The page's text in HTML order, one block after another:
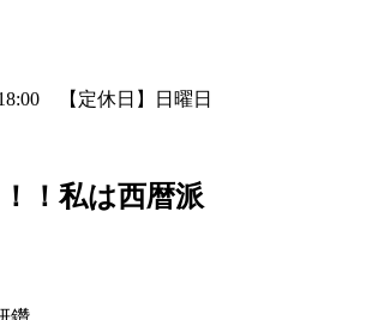
【定休日】日曜日
！私は西暦派